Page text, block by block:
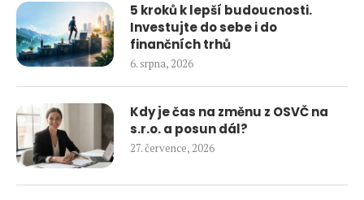
5 kroků k lepší budoucnosti.
Investujte do sebe i do
finančních trhů
6. srpna, 2026
Kdy je čas na změnu z OSVČ na
s.r.o. a posun dál?
27. července, 2026